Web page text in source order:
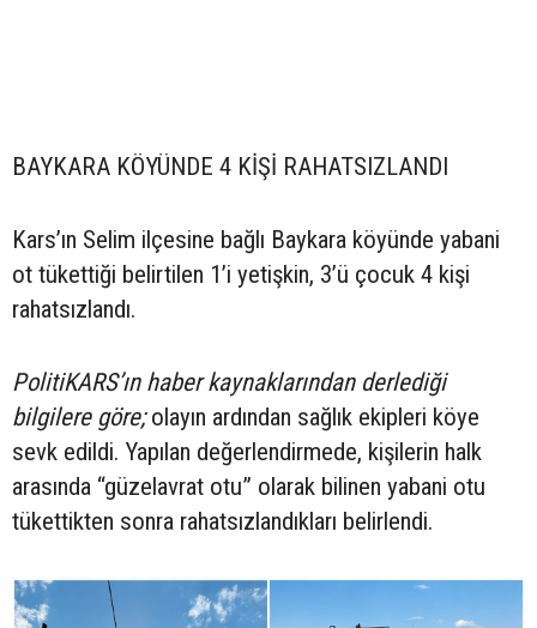
BAYKARA KÖYÜNDE 4 KİŞİ RAHATSIZLANDI
Kars’ın Selim ilçesine bağlı Baykara köyünde yabani
ot tükettiği belirtilen 1’i yetişkin, 3’ü çocuk 4 kişi
rahatsızlandı.
PolitiKARS’ın haber kaynaklarından derlediği
bilgilere göre;olayın ardından sağlık ekipleri köye
sevk edildi. Yapılan değerlendirmede, kişilerin halk
arasında “güzelavrat otu” olarak bilinen yabani otu
tükettikten sonra rahatsızlandıkları belirlendi.